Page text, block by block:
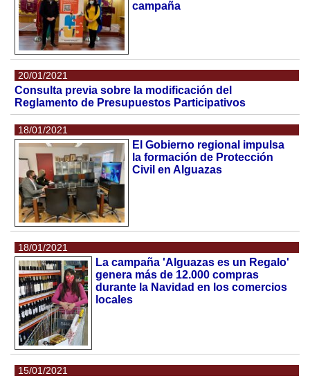
campaña
20/01/2021
Consulta previa sobre la modificación del
Reglamento de Presupuestos Participativos
18/01/2021
El Gobierno regional impulsa
la formación de Protección
Civil en Alguazas
18/01/2021
La campaña 'Alguazas es un Regalo'
genera más de 12.000 compras
durante la Navidad en los comercios
locales
15/01/2021